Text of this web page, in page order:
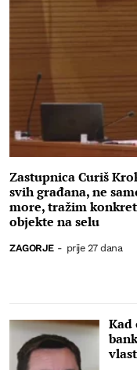
Zastupnica Curiš
svih građana, ne
more, tražim
objekte na selu
ZAGORJE - prije 27 dana
Kad